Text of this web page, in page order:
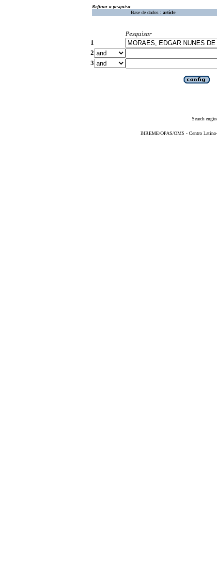
Refinar a pesquisa
Base de dados : article
Pesquisar
1
2
3
Search
BIREME/OPAS/OMS - Centro Latino-